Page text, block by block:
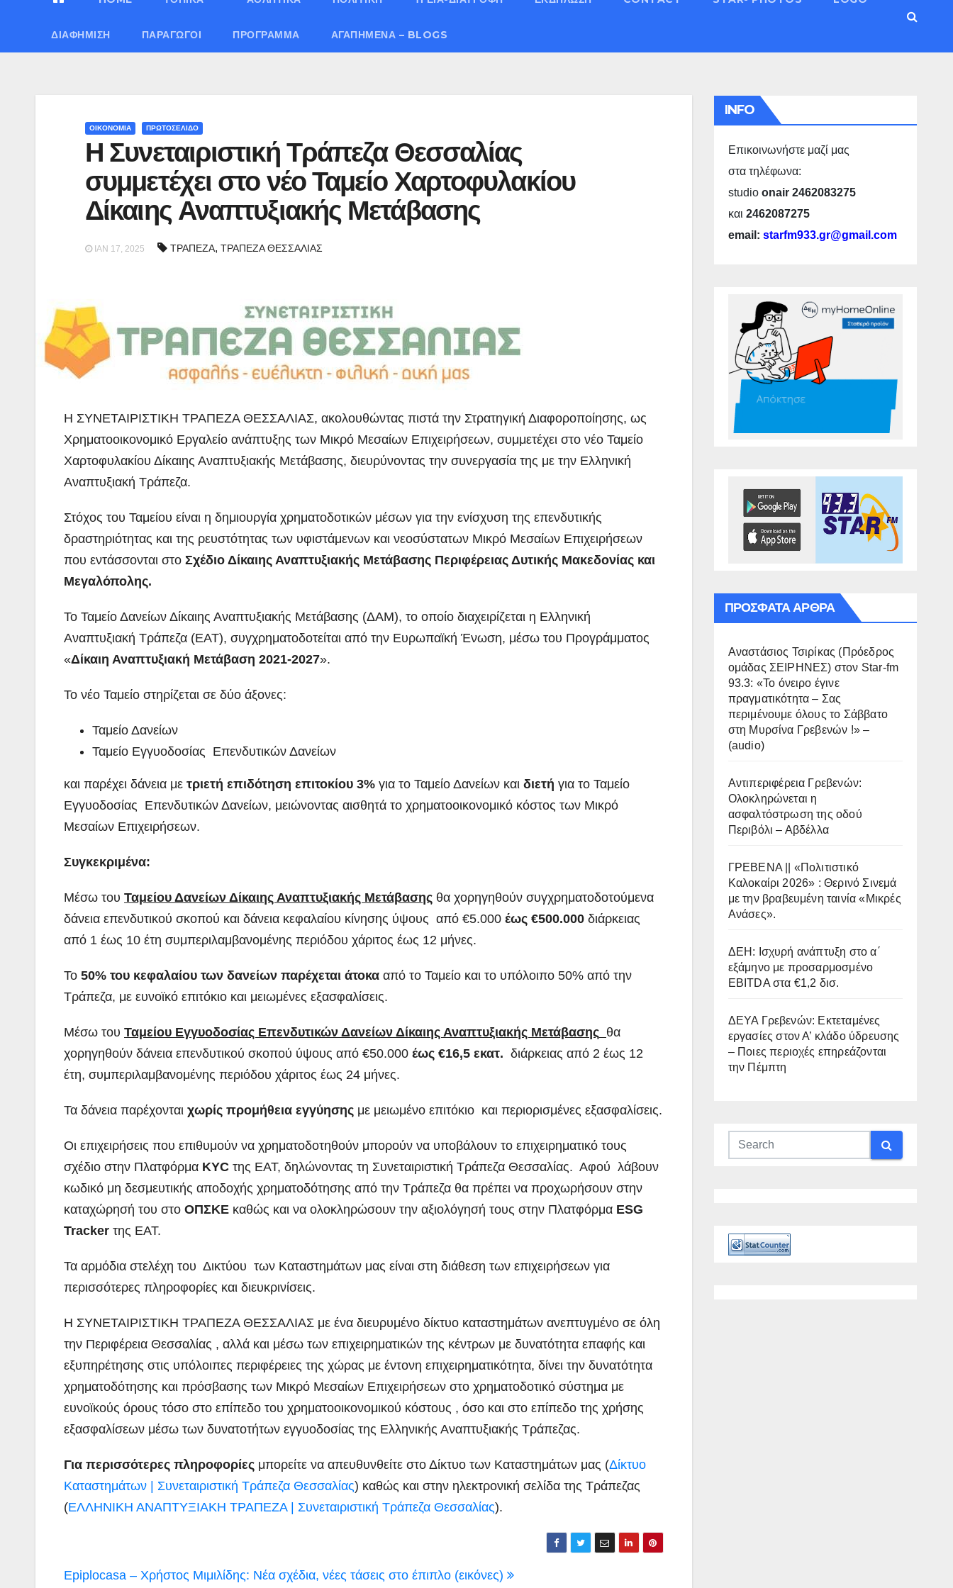
ΔΙΑΦΉΜΙΣΗ ΠΑΡΑΓΩΓΟΊ ΠΡΌΓΡΑΜΜΑ ΑΓΑΠΗΜΈΝΑ – BLOGS
ΟΙΚΟΝΟΜΙΑ ΠΡΩΤΟΣΕΛΙΔΟ
Η Συνεταιριστική Τράπεζα Θεσσαλίας
συμμετέχει στο νέο Ταμείο Χαρτοφυλακίου
Δίκαιης Αναπτυξιακής Μετάβασης
ΙΑΝ 17, 2025 ΤΡΑΠΕΖΑ, ΤΡΑΠΕΖΑ ΘΕΣΣΑΛΙΑΣ
Η ΣΥΝΕΤΑΙΡΙΣΤΙΚΗ ΤΡΑΠΕΖΑ ΘΕΣΣΑΛΙΑΣ, ακολουθώντας πιστά την Στρατηγική Διαφοροποίησης, ως
Χρηματοοικονομικό Εργαλείο ανάπτυξης των Μικρό Μεσαίων Επιχειρήσεων, συμμετέχει στο νέο Ταμείο
Χαρτοφυλακίου Δίκαιης Αναπτυξιακής Μετάβασης, διευρύνοντας την συνεργασία της με την Ελληνική
Αναπτυξιακή Τράπεζα.
Στόχος του Ταμείου είναι η δημιουργία χρηματοδοτικών μέσων για την ενίσχυση της επενδυτικής
δραστηριότητας και της ρευστότητας των υφιστάμενων και νεοσύστατων Μικρό Μεσαίων Επιχειρήσεων
που εντάσσονται στο Σχέδιο Δίκαιης Αναπτυξιακής Μετάβασης Περιφέρειας Δυτικής Μακεδονίας και
Μεγαλόπολης.
Το Ταμείο Δανείων Δίκαιης Αναπτυξιακής Μετάβασης (ΔΑΜ), το οποίο διαχειρίζεται η Ελληνική
Αναπτυξιακή Τράπεζα (ΕΑΤ), συγχρηματοδοτείται από την Ευρωπαϊκή Ένωση, μέσω του Προγράμματος
«Δίκαιη Αναπτυξιακή Μετάβαση 2021-2027».
Το νέο Ταμείο στηρίζεται σε δύο άξονες:
Ταμείο Δανείων
Ταμείο Εγγυοδοσίας Επενδυτικών Δανείων
και παρέχει δάνεια με τριετή επιδότηση επιτοκίου 3% για το Ταμείο Δανείων και διετή για το Ταμείο
Εγγυοδοσίας Επενδυτικών Δανείων, μειώνοντας αισθητά το χρηματοοικονομικό κόστος των Μικρό
Μεσαίων Επιχειρήσεων.
Συγκεκριμένα:
Μέσω του Ταμείου Δανείων Δίκαιης Αναπτυξιακής Μετάβασης θα χορηγηθούν συγχρηματοδοτούμενα
δάνεια επενδυτικού σκοπού και δάνεια κεφαλαίου κίνησης ύψους από €5.000 έως €500.000 διάρκειας
από 1 έως 10 έτη συμπεριλαμβανομένης περιόδου χάριτος έως 12 μήνες.
Το 50% του κεφαλαίου των δανείων παρέχεται άτοκα από το Ταμείο και το υπόλοιπο 50% από την
Τράπεζα, με ευνοϊκό επιτόκιο και μειωμένες εξασφαλίσεις.
Μέσω του Ταμείου Εγγυοδοσίας Επενδυτικών Δανείων Δίκαιης Αναπτυξιακής Μετάβασης θα
χορηγηθούν δάνεια επενδυτικού σκοπού ύψους από €50.000 έως €16,5 εκατ. διάρκειας από 2 έως 12
έτη, συμπεριλαμβανομένης περιόδου χάριτος έως 24 μήνες.
Τα δάνεια παρέχονται χωρίς προμήθεια εγγύησης με μειωμένο επιτόκιο και περιορισμένες εξασφαλίσεις.
Οι επιχειρήσεις που επιθυμούν να χρηματοδοτηθούν μπορούν να υποβάλουν το επιχειρηματικό τους
σχέδιο στην Πλατφόρμα KYC της ΕΑΤ, δηλώνοντας τη Συνεταιριστική Τράπεζα Θεσσαλίας. Αφού λάβουν
κωδικό μη δεσμευτικής αποδοχής χρηματοδότησης από την Τράπεζα θα πρέπει να προχωρήσουν στην
καταχώρησή του στο ΟΠΣΚΕ καθώς και να ολοκληρώσουν την αξιολόγησή τους στην Πλατφόρμα ESG
Tracker της ΕΑΤ.
Τα αρμόδια στελέχη του Δικτύου των Καταστημάτων μας είναι στη διάθεση των επιχειρήσεων για
περισσότερες πληροφορίες και διευκρινίσεις.
Η ΣΥΝΕΤΑΙΡΙΣΤΙΚΗ ΤΡΑΠΕΖΑ ΘΕΣΣΑΛΙΑΣ με ένα διευρυμένο δίκτυο καταστημάτων ανεπτυγμένο σε όλη
την Περιφέρεια Θεσσαλίας , αλλά και μέσω των επιχειρηματικών της κέντρων με δυνατότητα επαφής και
εξυπηρέτησης στις υπόλοιπες περιφέρειες της χώρας με έντονη επιχειρηματικότητα, δίνει την δυνατότητα
χρηματοδότησης και πρόσβασης των Μικρό Μεσαίων Επιχειρήσεων στο χρηματοδοτικό σύστημα με
ευνοϊκούς όρους τόσο στο επίπεδο του χρηματοοικονομικού κόστους , όσο και στο επίπεδο της χρήσης
εξασφαλίσεων μέσω των δυνατοτήτων εγγυοδοσίας της Ελληνικής Αναπτυξιακής Τράπεζας.
Για περισσότερες πληροφορίες μπορείτε να απευθυνθείτε στο Δίκτυο των Καταστημάτων μας (Δίκτυο
Καταστημάτων | Συνεταιριστική Τράπεζα Θεσσαλίας) καθώς και στην ηλεκτρονική σελίδα της Τράπεζας
(ΕΛΛΗΝΙΚΗ ΑΝΑΠΤΥΞΙΑΚΗ ΤΡΑΠΕΖΑ | Συνεταιριστική Τράπεζα Θεσσαλίας).
Πλοήγηση
Epiplocasa – Χρήστος Μιμιλίδης: Νέα σχέδια, νέες τάσεις στο έπιπλο (εικόνες)
INFO
Επικοινωνήστε μαζί μας
στα τηλέφωνα:
studio onair 2462083275
και 2462087275
email: starfm933.gr@gmail.com
ΠΡΌΣΦΑΤΑ ΆΡΘΡΑ
Αναστάσιος Τσιρίκας (Πρόεδρος
ομάδας ΣΕΙΡΗΝΕΣ) στον Star-fm
93.3: «Το όνειρο έγινε
πραγματικότητα – Σας
περιμένουμε όλους το Σάββατο
στη Μυρσίνα Γρεβενών !» –
(audio)
Αντιπεριφέρεια Γρεβενών:
Ολοκληρώνεται η
ασφαλτόστρωση της οδού
Περιβόλι – Αβδέλλα
ΓΡΕΒΕΝΑ || «Πολιτιστικό
Καλοκαίρι 2026» : Θερινό Σινεμά
με την βραβευμένη ταινία «Μικρές
Ανάσες».
ΔΕΗ: Ισχυρή ανάπτυξη στο α΄
εξάμηνο με προσαρμοσμένο
EBITDA στα €1,2 δισ.
ΔΕΥΑ Γρεβενών: Εκτεταμένες
εργασίες στον Α’ κλάδο ύδρευσης
– Ποιες περιοχές επηρεάζονται
την Πέμπτη